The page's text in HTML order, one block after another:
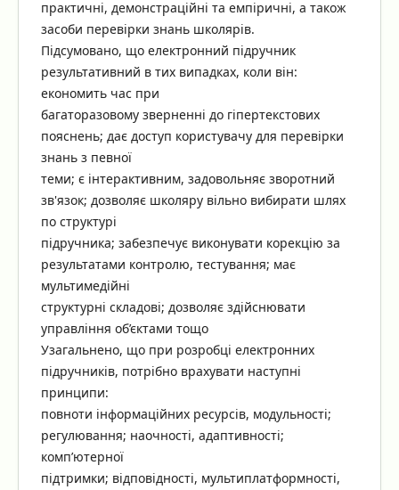
практичні, демонстраційні та емпіричні, а також
засоби перевірки знань школярів.
Підсумовано, що електронний підручник
результативний в тих випадках, коли він:
економить час при
багаторазовому зверненні до гіпертекстових
пояснень; дає доступ користувачу для перевірки
знань з певної
теми; є інтерактивним, задовольняє зворотний
зв'язок; дозволяє школяру вільно вибирати шлях
по структурі
підручника; забезпечує виконувати корекцію зa
результатами контролю, тестування; має
мультимедійні
структурні складові; дозволяє здійснювати
управління об’єктами тощо
Узагальнено, що при розробці електронних
підручників, потрібно врахувати наступні
принципи:
повноти інформаційних ресурсів, модульності;
регулювання; наочності, адаптивності;
комп’ютерної
підтримки; відповідності, мультиплатформності,